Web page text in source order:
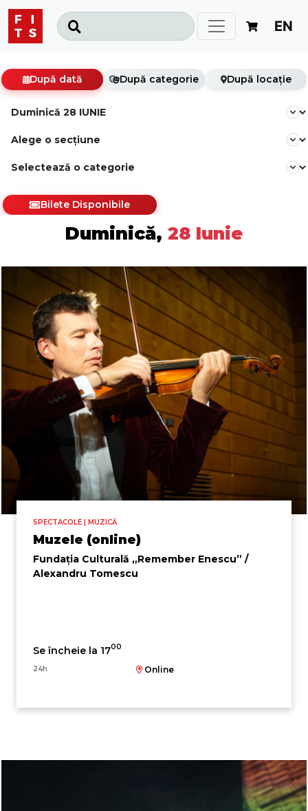
EN
După dată După categorie După locație
Bilete Disponibile
Duminică, 28 Iunie
SPECTACOLE | MUZICĂ
Muzele (online)
Fundația Culturală „Remember Enescu” /
Alexandru Tomescu
Se încheie la 1700
24h Online